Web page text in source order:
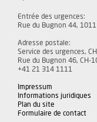
Entrée des urgences:
Rue du Bugnon 44,
Adresse postale:
Service des urgences,
Rue du Bugnon 46, CH-
+41 21 314 1111
Impressum
Informations juridiques
Plan du site
Formulaire de contact